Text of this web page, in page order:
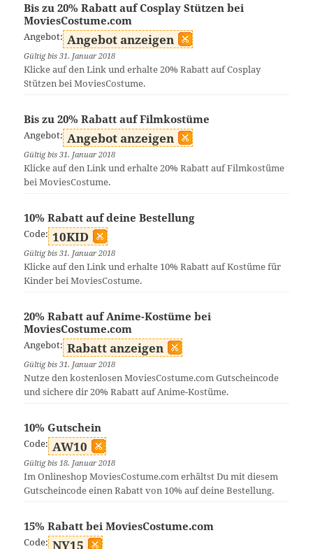
Bis zu 20% Rabatt auf Cosplay Stützen bei
MoviesCostume.com
Angebot: Angebot anzeigen
Gültig bis 31. Januar 2018
Klicke auf den Link und erhalte 20% Rabatt auf Cosplay
Stützen bei MoviesCostume.
Bis zu 20% Rabatt auf Filmkostüme
Angebot: Angebot anzeigen
Gültig bis 31. Januar 2018
Klicke auf den Link und erhalte 20% Rabatt auf Filmkostüme
bei MoviesCostume.
10% Rabatt auf deine Bestellung
Code: 10KID
Gültig bis 31. Januar 2018
Klicke auf den Link und erhalte 10% Rabatt auf Kostüme für
Kinder bei MoviesCostume.
20% Rabatt auf Anime-Kostüme bei
MoviesCostume.com
Angebot: Rabatt anzeigen
Gültig bis 31. Januar 2018
Nutze den kostenlosen MoviesCostume.com Gutscheincode
und sichere dir 20% Rabatt auf Anime-Kostüme.
10% Gutschein
Code: AW10
Gültig bis 18. Januar 2018
Im Onlineshop MoviesCostume.com erhältst Du mit diesem
Gutscheincode einen Rabatt von 10% auf deine Bestellung.
15% Rabatt bei MoviesCostume.com
Code: NY15